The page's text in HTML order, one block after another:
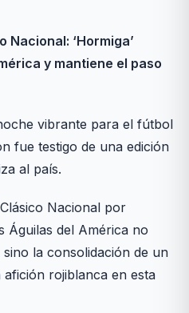
Nacional: ‘Hormiga’
y mantiene el paso
vibrante para el fútbol
fue testigo de una edición
al país.
Nacional por
Águilas del América no
la consolidación de un
rojiblanca en esta